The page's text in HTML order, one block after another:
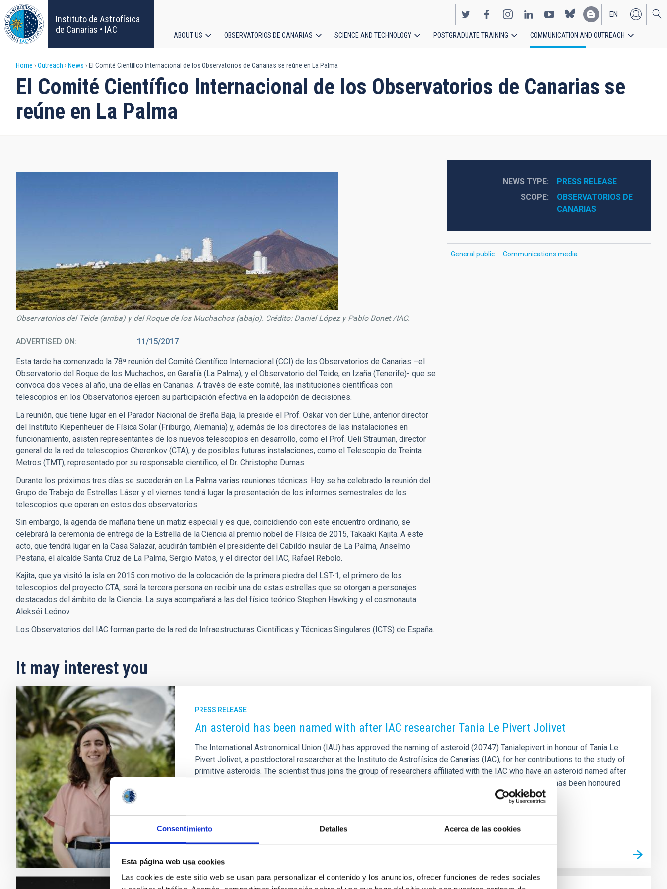
Consentimiento Detalles Acerca de las cookies
Esta página web usa cookies
Las cookies de este sitio web se usan para personalizar el contenido y los anuncios, ofrecer funciones de redes sociales
Skip
to
main
content
Instituto de Astrofísica
de Canarias • IAC
EN
ES
navigation
ABOUT US OBSERVATORIOS DE CANARIAS SCIENCE AND TECHNOLOGY POSTGRADUATE TRAINING COMMUNICATION AND OUTREACH
Breadcrumb
Home Outreach News El Comité Científico Internacional de los Observatorios de Canarias se reúne en La Palma
El Comité Científico Internacional de los Observatorios de Canarias se
reúne en La Palma
Observatorios del Teide (arriba) y del Roque de los Muchachos (abajo). Crédito: Daniel López y Pablo Bonet /IAC.
ADVERTISED ON 11/15/2017
Esta tarde ha comenzado la 78ª reunión del Comité Científico Internacional (CCI) de los Observatorios de Canarias –el
Observatorio del Roque de los Muchachos, en Garafía (La Palma), y el Observatorio del Teide, en Izaña (Tenerife)- que se
convoca dos veces al año, una de ellas en Canarias. A través de este comité, las instituciones científicas con
telescopios en los Observatorios ejercen su participación efectiva en la adopción de decisiones.
La reunión, que tiene lugar en el Parador Nacional de Breña Baja, la preside el Prof. Oskar von der Lühe, anterior director
del Instituto Kiepenheuer de Física Solar (Friburgo, Alemania) y, además de los directores de las instalaciones en
funcionamiento, asisten representantes de los nuevos telescopios en desarrollo, como el Prof. Ueli Strauman, director
general de la red de telescopios Cherenkov (CTA), y de posibles futuras instalaciones, como el Telescopio de Treinta
Metros (TMT), representado por su responsable científico, el Dr. Christophe Dumas.
Durante los próximos tres días se sucederán en La Palma varias reuniones técnicas. Hoy se ha celebrado la reunión del
Grupo de Trabajo de Estrellas Láser y el viernes tendrá lugar la presentación de los informes semestrales de los
telescopios que operan en estos dos observatorios.
Sin embargo, la agenda de mañana tiene un matiz especial y es que, coincidiendo con este encuentro ordinario, se
celebrará la ceremonia de entrega de la Estrella de la Ciencia al premio nobel de Física de 2015, Takaaki Kajita. A este
acto, que tendrá lugar en la Casa Salazar, acudirán también el presidente del Cabildo insular de La Palma, Anselmo
Pestana, el alcalde Santa Cruz de La Palma, Sergio Matos, y el director del IAC, Rafael Rebolo.
Kajita, que ya visitó la isla en 2015 con motivo de la colocación de la primera piedra del LST-1, el primero de los
telescopios del proyecto CTA, será la tercera persona en recibir una de estas estrellas que se otorgan a personajes
destacados del ámbito de la Ciencia. La suya acompañará a las del físico teórico Stephen Hawking y el cosmonauta
Alekséi Leónov.
Los Observatorios del IAC forman parte de la red de Infraestructuras Científicas y Técnicas Singulares (ICTS) de España.
NEWS TYPE
PRESS RELEASE
SCOPE
OBSERVATORIOS DE
CANARIAS
General public Communications media
It may interest you
PRESS RELEASE
An asteroid has been named with after IAC researcher Tania Le Pivert Jolivet
The International Astronomical Union (IAU) has approved the naming of asteroid (20747) Tanialepivert in honour of Tania Le
Pivert Jolivet, a postdoctoral researcher at the Instituto de Astrofísica de Canarias (IAC), for her contributions to the study of
primitive asteroids. The scientist thus joins the group of researchers affiliated with the IAC who have an asteroid named after
them. Tania Le Pivert Jolivet, a postdoctoral researcher at the Instituto de Astrofísica de Canarias (IAC), has been honoured
with one of the most unique accolades a person dedicated to the study of the Solar System
Advertised on 07/21/2026 - 15:33:21